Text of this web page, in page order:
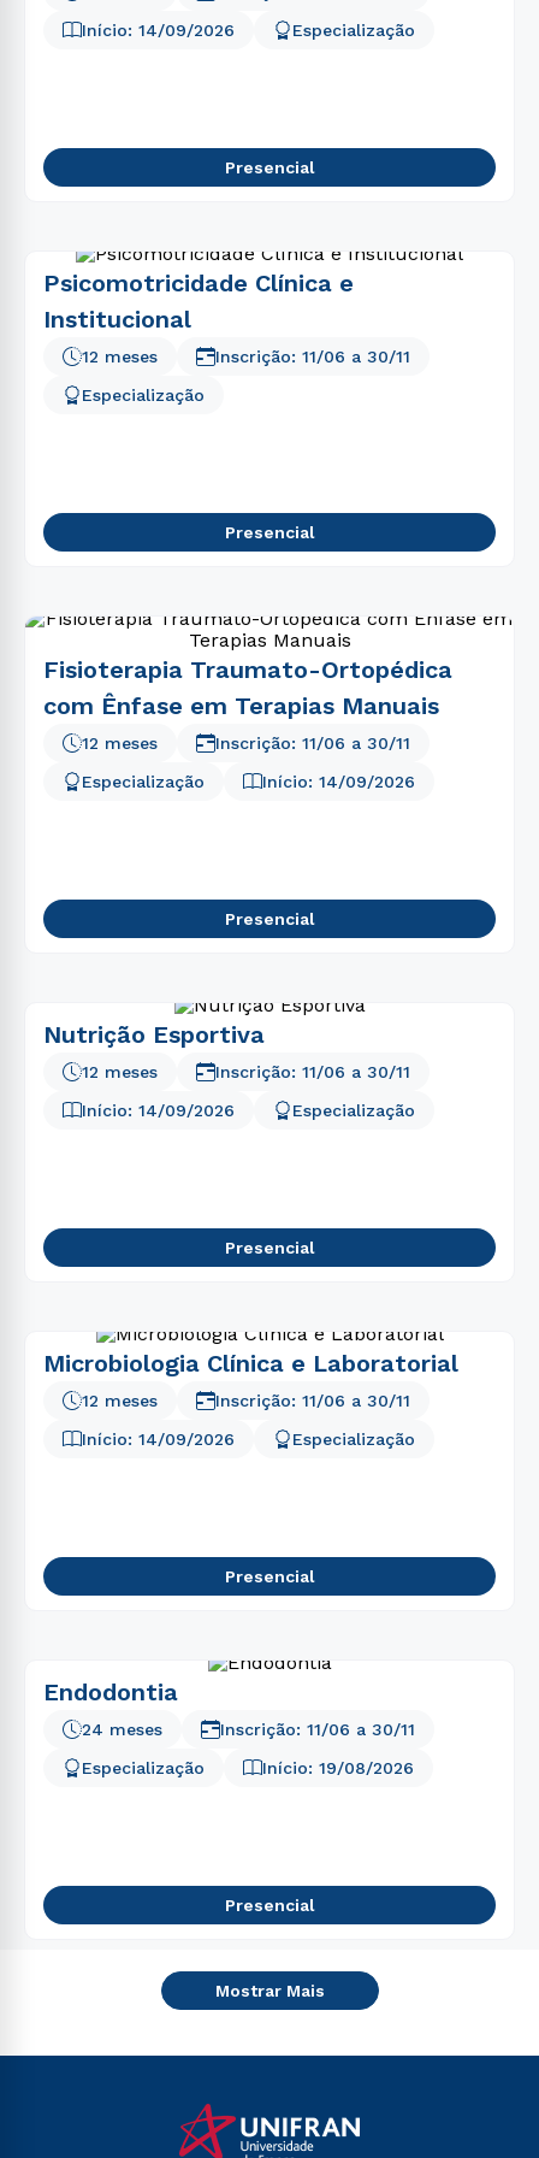
Início: 14/09/2026
Especialização
Presencial
Psicomotricidade Clínica e
Institucional
12 meses
Especialização
Inscrição: 11/06 a 30/11
Presencial
Fisioterapia Traumato-Ortopédica
com Ênfase em Terapias Manuais
12 meses
Especialização
Início: 14/09/2026
Inscrição: 11/06 a 30/11
Presencial
Nutrição Esportiva
Início: 14/09/2026
12 meses
Especialização
Inscrição: 11/06 a 30/11
Presencial
Microbiologia Clínica e Laboratorial
12 meses
Início: 14/09/2026 Especialização
Inscrição: 11/06 a 30/11
Presencial
Endodontia
Especialização Início: 19/08/2026
24 meses Inscrição: 11/06 a 30/11
Presencial
Mostrar Mais